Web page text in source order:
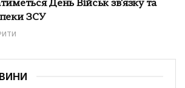
День Військ зв'язку та
ЗСУ